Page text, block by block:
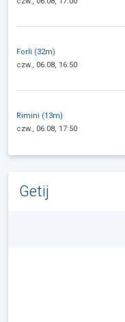
Forlì (32m)
czw., 06.08, 16:50
Rimini (13m)
czw., 06.08, 17:50
Getij